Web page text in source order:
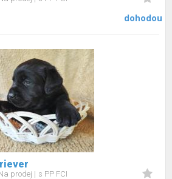
dohodou
prodej s PP FCI